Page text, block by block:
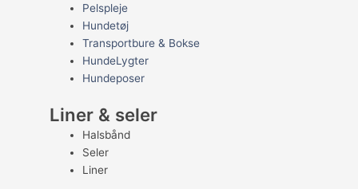
Pelspleje
Hundetøj
Transportbure & Bokse
HundeLygter
Hundeposer
Liner & seler
Halsbånd
Seler
Liner